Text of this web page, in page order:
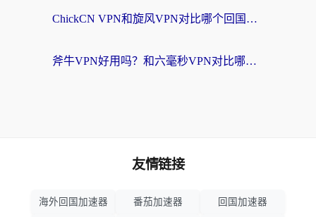
ChickCN VPN和旋风VPN对比哪个回国效果更好？海外党实测回国内网神器指南
斧牛VPN好用吗？和六毫秒VPN对比哪个回国效果更好？海外党亲测实用指南
友情链接
海外回国加速器 番茄加速器 回国加速器